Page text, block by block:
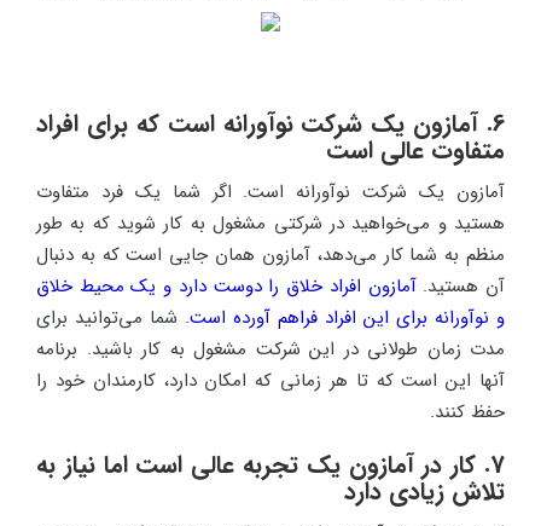
6. آمازون یک شرکت نوآورانه است که برای افراد
متفاوت عالی است
آمازون یک شرکت نوآورانه است. اگر شما یک فرد متفاوت
هستید و می‌خواهید در شرکتی مشغول به کار شوید که به طور
منظم به شما کار می‌دهد، آمازون همان جایی است که به دنبال
آن هستید. آمازون افراد خلاق را دوست دارد و یک محیط خلاق
و نوآورانه برای این افراد فراهم آورده است. شما می‌توانید برای
مدت زمان طولانی در این شرکت مشغول به کار باشید. برنامه
آنها این است که تا هر زمانی که امکان دارد، کارمندان خود را
حفظ کنند.
7. کار در آمازون یک تجربه عالی است اما نیاز به
تلاش زیادی دارد